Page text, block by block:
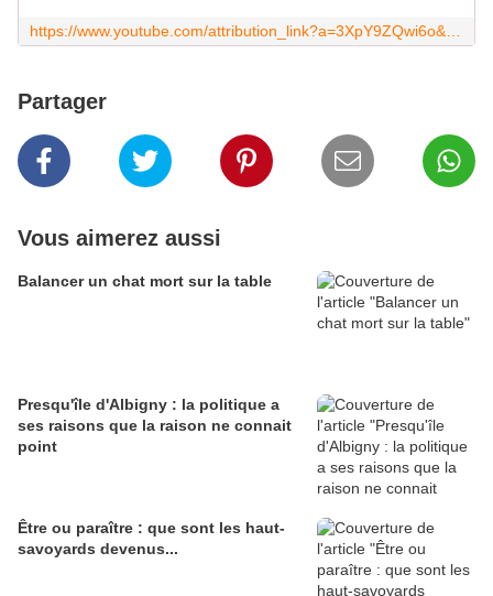
Partager
Vous aimerez aussi
Balancer un chat mort sur la table
Presqu'île d'Albigny : la politique a
ses raisons que la raison ne connait
point
Être ou paraître : que sont les haut-
savoyards devenus...